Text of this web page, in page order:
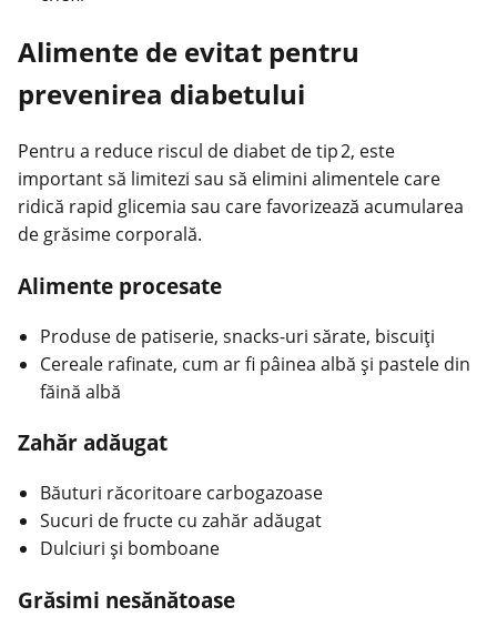
Alimente de evitat pentru
prevenirea diabetului
Pentru a reduce riscul de diabet de tip 2, este
important să limitezi sau să elimini alimentele care
ridică rapid glicemia sau care favorizează acumularea
de grăsime corporală.
Alimente procesate
Produse de patiserie, snacks-uri sărate, biscuiţi
Cereale rafinate, cum ar fi pâinea albă şi pastele din
făină albă
Zahăr adăugat
Băuturi răcoritoare carbogazoase
Sucuri de fructe cu zahăr adăugat
Dulciuri şi bomboane
Grăsimi nesănătoase